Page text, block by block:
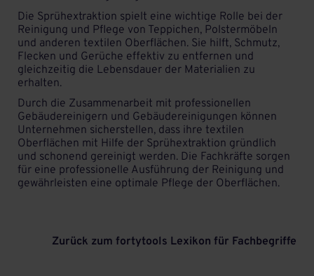
Die Sprühextraktion spielt eine wichtige Rolle bei der
Reinigung und Pflege von Teppichen, Polstermöbeln
und anderen textilen Oberflächen. Sie hilft, Schmutz,
Flecken und Gerüche effektiv zu entfernen und
gleichzeitig die Lebensdauer der Materialien zu
erhalten.
Durch die Zusammenarbeit mit professionellen
Gebäudereinigern und Gebäudereinigungen können
Unternehmen sicherstellen, dass ihre textilen
Oberflächen mit Hilfe der Sprühextraktion gründlich
und schonend gereinigt werden. Die Fachkräfte sorgen
für eine professionelle Ausführung der Reinigung und
gewährleisten eine optimale Pflege der Oberflächen.
Zurück zum fortytools Lexikon für Fachbegriffe